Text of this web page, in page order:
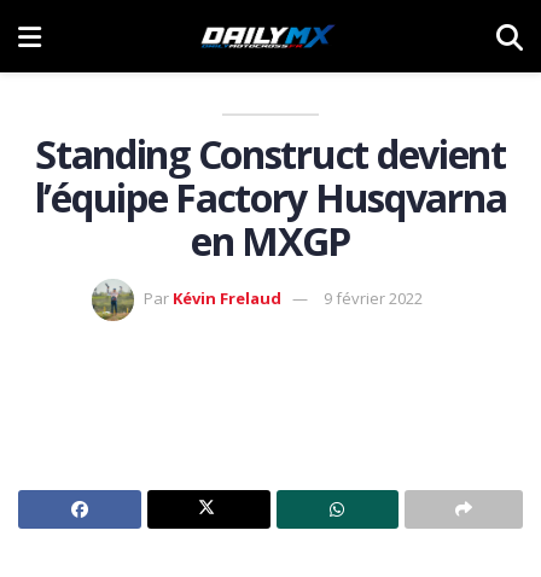
Standing Construct devient
l’équipe Factory Husqvarna
en MXGP
Par Kévin Frelaud 9 février 2022